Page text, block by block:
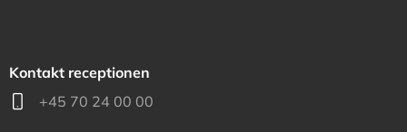
Kontakt receptionen
+45 70 24 00 00